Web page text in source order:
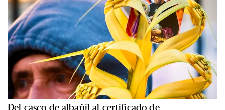
Del casco de albañil al certificado de